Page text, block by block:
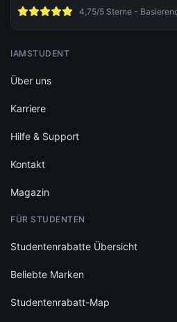
4,75/5 Sterne -
IAMSTUDENT
Über uns
Karriere
Hilfe & Support
Kontakt
Magazin
FÜR STUDENTEN
Studentenrabatte Übersicht
Beliebte Marken
Studentenrabatt-Map